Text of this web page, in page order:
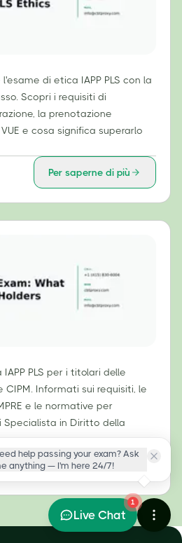
di etica IAPP PLS con la
Scopri i requisiti di
la prenotazione
e cosa significa superarlo
Per saperne di più
PLS per i titolari delle
CIPM. Informati sui requisiti, le
e le normative per
in Diritto della
Per saperne di più
help passing your exam? Ask
anything — I'm here 24/7!
1
Live Chat